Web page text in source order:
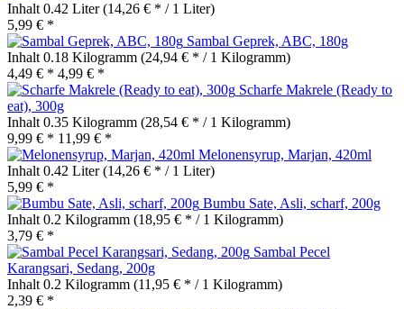
Inhalt 0.42 Liter(14,26 € * / 1 Liter)
5,99 € *
Sambal Geprek, ABC, 180g
Inhalt 0.18 Kilogramm (24,94 € * / 1 Kilogramm)
4,49 € * 4,99 € *
Scharfe Makrele (Ready to
eat), 300g
Inhalt 0.35 Kilogramm (28,54 € * / 1 Kilogramm)
9,99 € * 11,99 € *
Melonensyrup, Marjan, 420ml
Inhalt 0.42 Liter(14,26 € * / 1 Liter)
5,99 € *
Bumbu Sate, Asli, scharf, 200g
Inhalt 0.2 Kilogramm (18,95 € * / 1 Kilogramm)
3,79 € *
Sambal Pecel
Karangsari, Sedang, 200g
Inhalt 0.2 Kilogramm (11,95 € * / 1 Kilogramm)
2,39 € *